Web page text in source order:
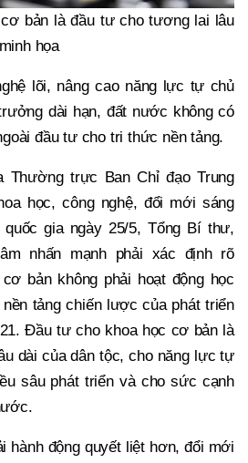
bản là đầu tư cho tương lai lâu
họa
lõi, nâng cao năng lực tự chủ
dài hạn, đất nước không có
đầu tư cho tri thức nền tảng.
Thường trực Ban Chỉ đạo Trung
học, công nghệ, đổi mới sáng
gia ngày 25/5, Tổng Bí thư,
nhấn mạnh phải xác định rõ
bản không phải hoạt động học
tảng chiến lược của phát triển
Đầu tư cho khoa học cơ bản là
dài của dân tộc, cho năng lực tự
sâu phát triển và cho sức cạnh
hành động quyết liệt hơn, đổi mới